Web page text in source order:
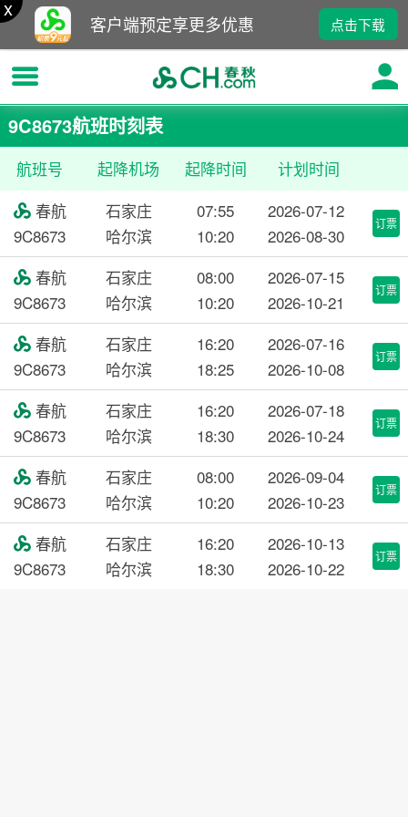
点击下载
客户端预定享更多优惠
x
9C8673航班时刻表
航班号 起降机场 起降时间 计划时间
春航
9C8673
石家庄
哈尔滨
07:55
10:20
2026-07-12
2026-08-30
订票
春航
9C8673
石家庄
哈尔滨
08:00
10:20
2026-07-15
2026-10-21
订票
春航
9C8673
石家庄
哈尔滨
16:20
18:25
2026-07-16
2026-10-08
订票
春航
9C8673
石家庄
哈尔滨
16:20
18:30
2026-07-18
2026-10-24
订票
春航
9C8673
石家庄
哈尔滨
08:00
10:20
2026-09-04
2026-10-23
订票
春航
9C8673
石家庄
哈尔滨
16:20
18:30
2026-10-13
2026-10-22
订票